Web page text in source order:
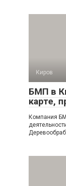
Киров
БМП в
карте,
Компания